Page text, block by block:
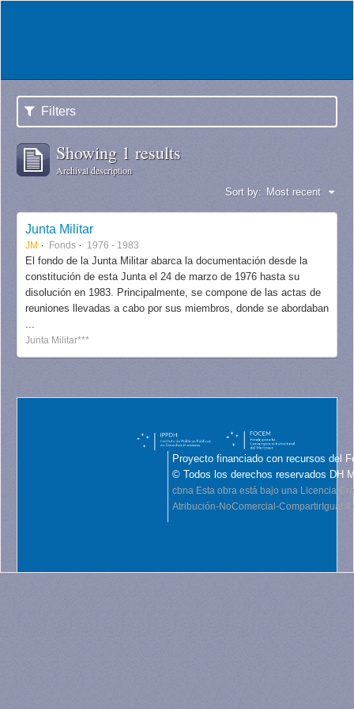
Filters
Showing 1 results
Archival description
Sort by: Most recent
Junta Militar
JM Fonds 1976 - 1983
El fondo de la Junta Militar abarca la documentación desde la
constitución de esta Junta el 24 de marzo de 1976 hasta su
disolución en 1983. Principalmente, se compone de las actas de
reuniones llevadas a cabo por sus miembros, donde se abordaban
...
Junta Militar***
Proyecto financiado con recursos del
© Todos los derechos reservados DH
cbna Esta obra está bajo una Licencia
Atribución-NoComercial-CompartirIgual